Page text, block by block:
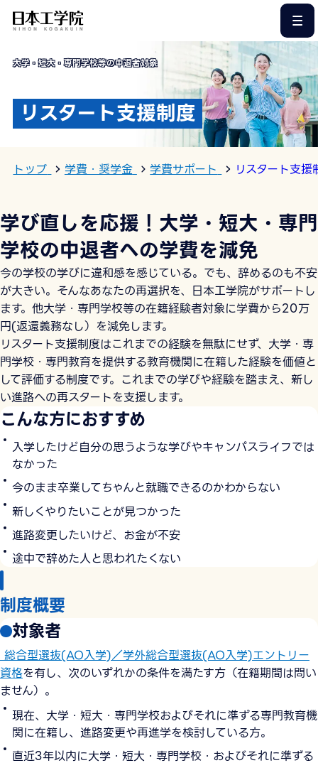
大学・短大・専門学校等の中退者対象
リスタート支援制度
トップ 学費・奨学金 学費サポート リスタート支援
学び直しを応援！大学・短大・専門
学校の中退者への学費を減免
今の学校の学びに違和感を感じている。でも、辞めるのも不安
が大きい。そんなあなたの再選択を、日本工学院がサポートし
ます。他大学・専門学校等の在籍経験者対象に学費から20万
円(返還義務なし）を減免します。
リスタート支援制度はこれまでの経験を無駄にせず、大学・専
門学校・専門教育を提供する教育機関に在籍した経験を価値と
して評価する制度です。これまでの学びや経験を踏まえ、新し
い進路への再スタートを支援します。
こんな方におすすめ
入学したけど自分の思うような学びやキャンパスライフでは
なかった
今のまま卒業してちゃんと就職できるのかわからない
新しくやりたいことが見つかった
進路変更したいけど、お金が不安
途中で辞めた人と思われたくない
制度概要
対象者
総合型選抜(AO入学)／学外総合型選抜(AO入学)エントリー
資格を有し、次のいずれかの条件を満たす方（在籍期間は問い
ません）。
現在、大学・短大・専門学校およびそれに準ずる専門教育機
関に在籍し、進路変更や再進学を検討している方。
直近3年以内に大学・短大・専門学校・およびそれに準ずる